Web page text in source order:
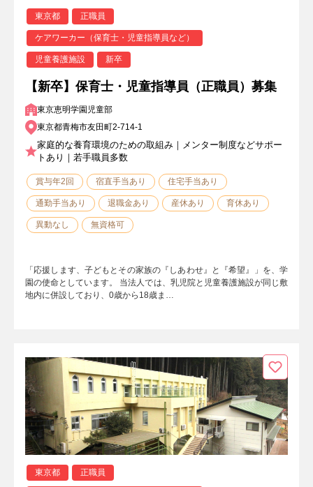
東京都 正職員
ケアワーカー（保育士・児童指導員など）
児童養護施設 新卒
【新卒】保育士・児童指導員（正職員）募集
東京恵明学園児童部
東京都青梅市友田町2-714-1
家庭的な養育環境のための取組み｜メンター制度などサポー
トあり｜若手職員多数
賞与年2回 宿直手当あり 住宅手当あり
通勤手当あり 退職金あり 産休あり 育休あり
異動なし 無資格可
「応援します、子どもとその家族の『しあわせ』と『希望』」を、学
園の使命としています。 当法人では、乳児院と児童養護施設が同じ敷
地内に併設しており、0歳から18歳ま…
東京都 正職員